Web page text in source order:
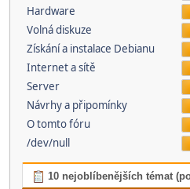
Hardware
Volná diskuze
Získání a instalace Debianu
Internet a sítě
Server
Návrhy a připomínky
O tomto fóru
/dev/null
10 nejoblíbenějších témat